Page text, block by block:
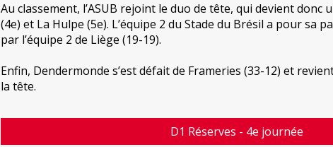
Au classement, l’ASUB rejoint le duo de tête, qui devient donc
(4e) et La Hulpe (5e). L’équipe 2 du Stade du Brésil a pour sa
par l’équipe 2 de Liège (19-19).
Enfin, Dendermonde s’est défait de Frameries (33-12) et
la tête.
D1 Réserves - 4e journée